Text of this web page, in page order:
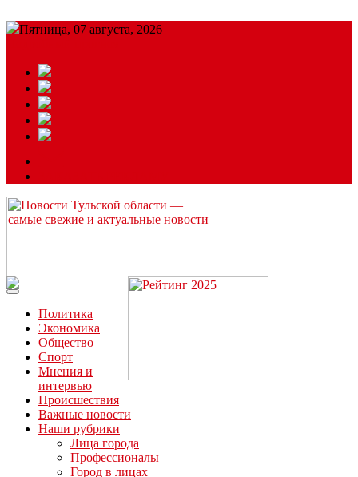
Пятница, 07 августа, 2026
Читайте последние новости дня в Тульской области на сайте
“ЗаНовомосковск”
Политика
Экономика
Общество
Спорт
Мнения и
интервью
Происшествия
Важные новости
Наши рубрики
Лица города
Профессионалы
Город в лицах